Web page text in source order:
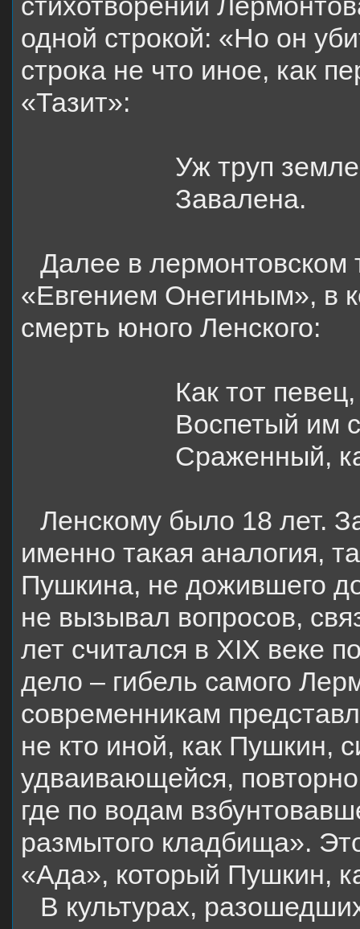
одной строкой: «Но он
строка не что иное, как
«Тазит»:
Уж труп
Завалена.
Далее в лермонтовском
«Евгением Онегиным», в
смерть юного Ленского:
Как тот
Воспетый им
Сраженный,
Ленскому было 18 лет.
именно такая аналогия,
Пушкина, не дожившего
не вызывал вопросов,
лет считался в XIX веке
дело – гибель самого
современникам
не кто иной, как Пушкин,
удваивающейся,
где по водам
размытого кладбища».
«Ада», который Пушкин,
В культурах,